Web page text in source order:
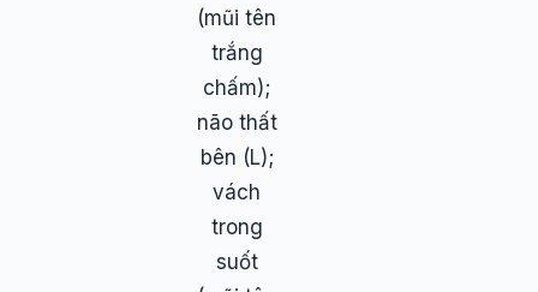
(mũi tên
trắng
chấm);
não thất
bên (L);
vách
trong
suốt